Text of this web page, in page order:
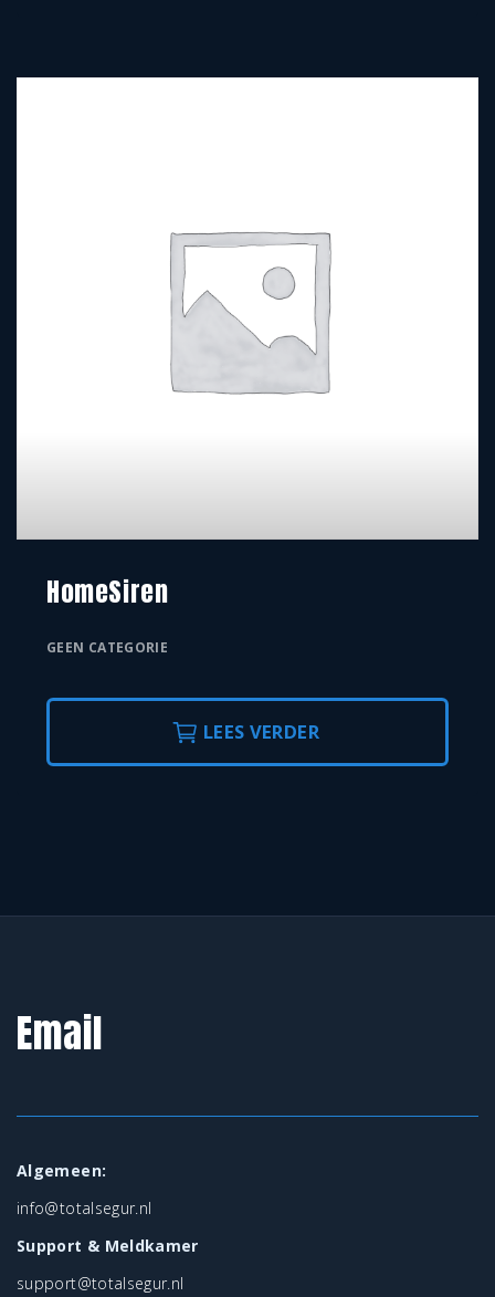
HomeSiren
GEEN CATEGORIE
LEES VERDER
Email
Algemeen:
info@totalsegur.nl
Support & Meldkamer
support@totalsegur.nl